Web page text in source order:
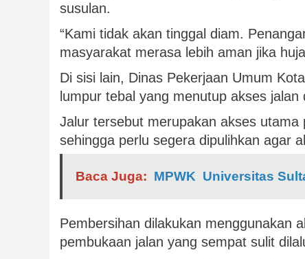
susulan.
“Kami tidak akan tinggal diam.
masyarakat merasa lebih aman jika
Di sisi lain, Dinas Pekerjaan Umum
lumpur tebal yang menutup akses
Jalur tersebut merupakan akses
sehingga perlu segera dipulihkan agar
Baca Juga: MPWK Universitas
Pembersihan dilakukan menggunakan
pembukaan jalan yang sempat sulit